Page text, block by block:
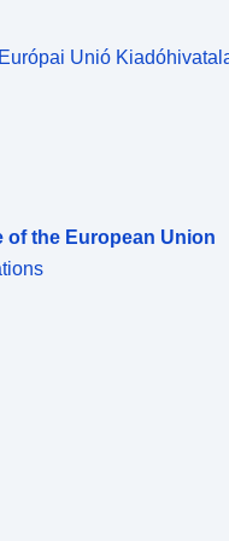
Unió
of the European Union